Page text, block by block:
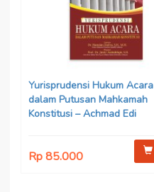
Yurisprudensi Hukum Acara
dalam Putusan Mahkamah
Konstitusi – Achmad Edi
Rp 85.000